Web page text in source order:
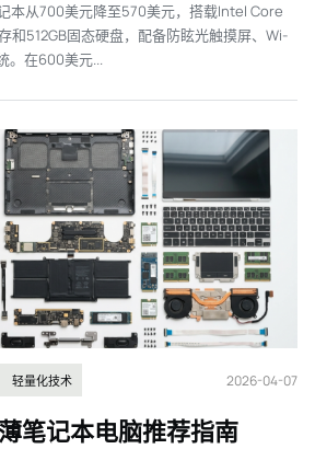
本从700美元降至570美元，搭载Intel Core
和512GB固态硬盘，配备防眩光触摸屏、Wi-
。在600美元...
轻量化技术 2026-04-07
笔记本电脑推荐指南